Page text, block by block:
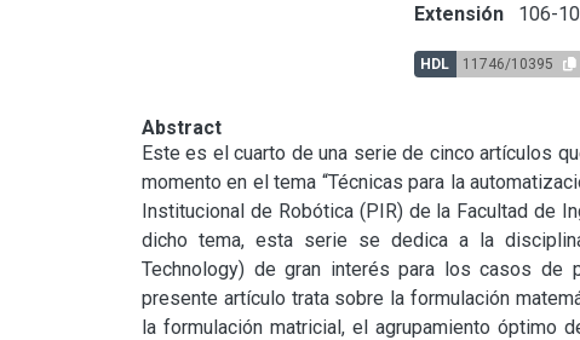
Extensión 106-
HDL 11746/10395
Abstract
Este es el cuarto de una serie de cinco artículos
momento en el tema “Técnicas para la
Institucional de Robótica (PIR) de la Facultad de
dicho tema, esta serie se dedica a la disciplina
Technology) de gran interés para los casos de
presente artículo trata sobre la formulación
la formulación matricial, el agrupamiento óptimo